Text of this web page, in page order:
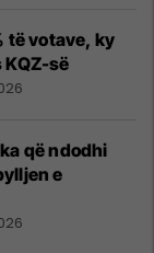
të votave, ky
së
që ndodhi
e